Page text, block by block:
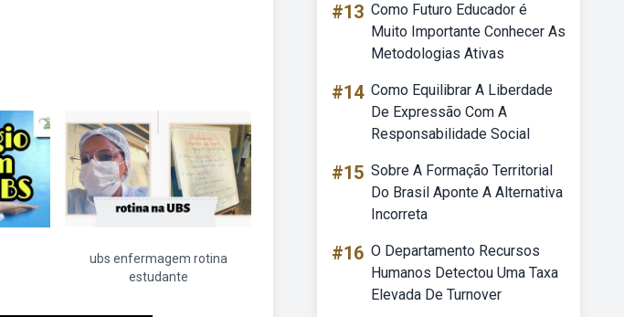
ubs enfermagem rotina
estudante
#13 Como Futuro Educador é
Muito Importante Conhecer As
Metodologias Ativas
#14 Como Equilibrar A Liberdade
De Expressão Com A
Responsabilidade Social
#15 Sobre A Formação Territorial
Do Brasil Aponte A Alternativa
Incorreta
#16 O Departamento Recursos
Humanos Detectou Uma Taxa
Elevada De Turnover